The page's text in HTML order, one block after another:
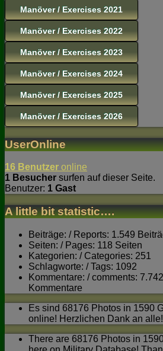
Manöver / Exercises 2021
Manöver / Exercises 2022
Manöver / Exercises 2023
Manöver / Exercises 2024
Manöver / Exercises 2025
Manöver / Exercises 2026
UserOnline
16 Benutzer online
1 Besucher surfen auf dieser Seite.
Benutzer: 1 Gast
A little bit statistic….
Beiträge: / Reports: 1.549
Seiten: / Pages: 118 Seiten
Kategorien: / Categories: 251
Schlagworte: / Tags: 1092
Kommentare: / comments: 7.742
Kommentare
Es sind 68176 Photos in 1590
online! Herzlichen Dank an alle!
There are 68176 Photos in